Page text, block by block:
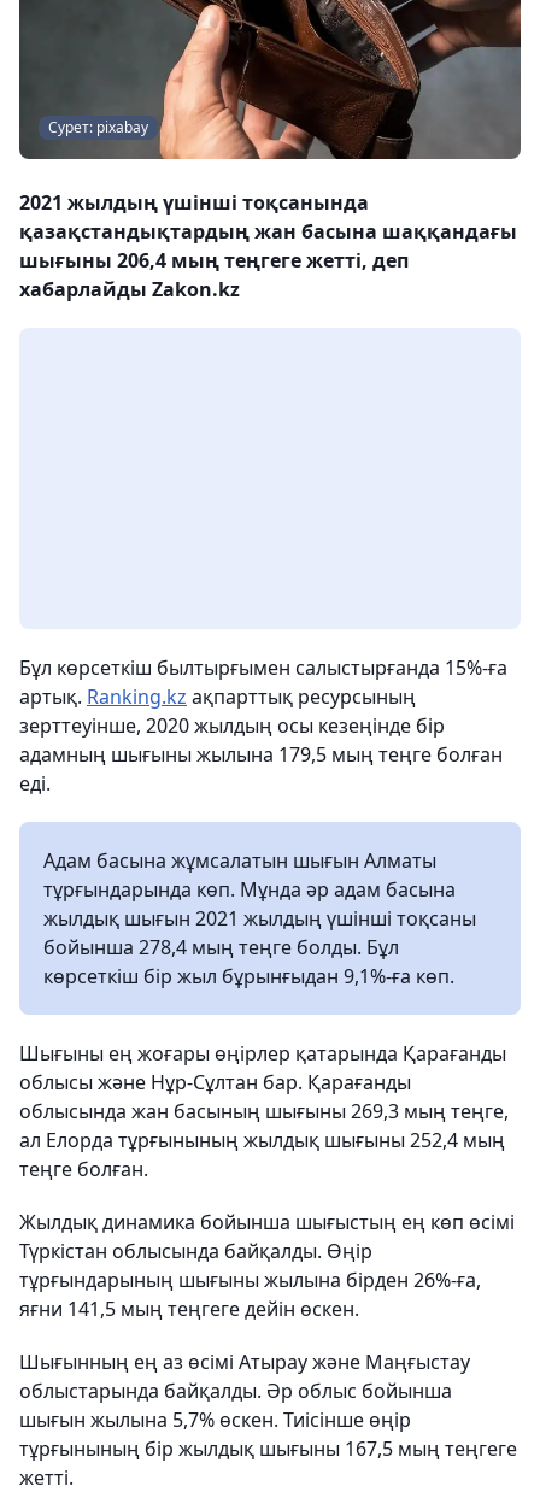
Сурет: pixabay
2021 жылдың үшінші тоқсанында
қазақстандықтардың жан басына шаққандағы
шығыны 206,4 мың теңгеге жетті, деп
хабарлайды Zakon.kz
Бұл көрсеткіш былтырғымен салыстырғанда 15%-ға
артық. Ranking.kz ақпарттық ресурсының
зерттеуінше, 2020 жылдың осы кезеңінде бір
адамның шығыны жылына 179,5 мың теңге болған
еді.
Адам басына жұмсалатын шығын Алматы
тұрғындарында көп. Мұнда әр адам басына
жылдық шығын 2021 жылдың үшінші тоқсаны
бойынша 278,4 мың теңге болды. Бұл
көрсеткіш бір жыл бұрынғыдан 9,1%-ға көп.
Шығыны ең жоғары өңірлер қатарында Қарағанды ​​
облысы және Нұр-Cұлтан бар. Қарағанды
облысында жан басының шығыны 269,3 мың теңге,
ал Елорда тұрғынының жылдық шығыны 252,4 мың
теңге болған.
Жылдық динамика бойынша шығыстың ең көп өсімі
Түркістан облысында байқалды. Өңір
тұрғындарының шығыны жылына бірден 26%-ға,
яғни 141,5 мың теңгеге дейін өскен.
Шығынның ең аз өсімі Атырау және Маңғыстау
облыстарында байқалды. Әр облыс бойынша
шығын жылына 5,7% өскен. Тиісінше өңір
тұрғынының бір жылдық шығыны 167,5 мың теңгеге
жетті.